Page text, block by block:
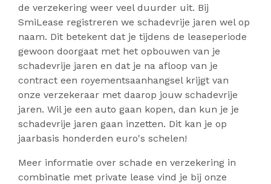
de verzekering weer veel duurder uit. Bij
SmiLease registreren we schadevrije jaren wel op
naam. Dit betekent dat je tijdens de leaseperiode
gewoon doorgaat met het opbouwen van je
schadevrije jaren en dat je na afloop van je
contract een royementsaanhangsel krijgt van
onze verzekeraar met daarop jouw schadevrije
jaren. Wil je een auto gaan kopen, dan kun je je
schadevrije jaren gaan inzetten. Dit kan je op
jaarbasis honderden euro's schelen!
Meer informatie over schade en verzekering in
combinatie met private lease vind je bij onze